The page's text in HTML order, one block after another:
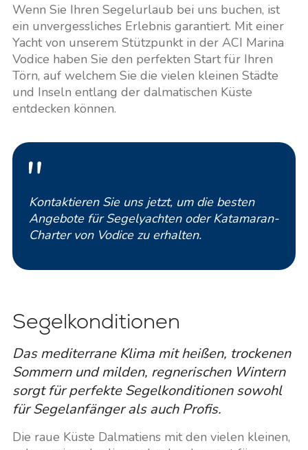
Wenn Sie Ihren Segelurlaub bei uns buchen, ist
ein unvergessliches Erlebnis garantiert. Mit einer
Yacht von unserem Stützpunkt in der ACI Marina
Vodice haben Sie den perfekten Start für Ihren
Törn, auf welchem Sie die vielen kleinen Städte
und Inseln entlang der dalmatischen Küste
entdecken können.
Kontaktieren Sie uns jetzt, um die besten
Angebote für Segelyachten oder Katamaran-
Charter von Vodice zu erhalten.
Segelkonditionen
Das mediterrane Klima mit heißen, trockenen
Sommern und milden, regnerischen Wintern
sorgt für perfekte Segelkonditionen sowohl
für Segelanfänger als auch Profis.
Die raue Küste Dalmatiens mit den vielen kleinen,